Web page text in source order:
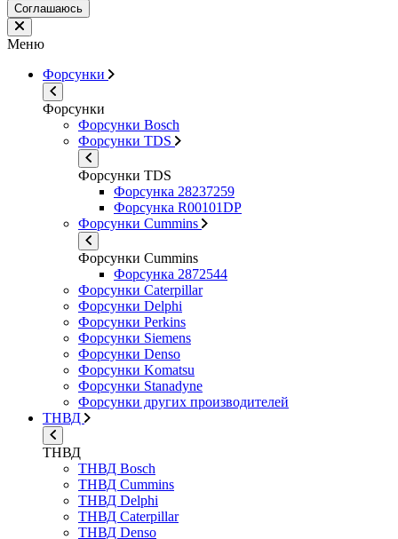
Соглашаюсь
Меню
Форсунки
Форсунки
Форсунки Bosch
Форсунки TDS
Форсунки TDS
Форсунка 28237259
Форсунка R00101DP
Форсунки Cummins
Форсунки Cummins
Форсунка 2872544
Форсунки Caterpillar
Форсунки Delphi
Форсунки Perkins
Форсунки Siemens
Форсунки Denso
Форсунки Komatsu
Форсунки Stanadyne
Форсунки других производителей
ТНВД
ТНВД
ТНВД Bosch
ТНВД Cummins
ТНВД Delphi
ТНВД Caterpillar
ТНВД Denso